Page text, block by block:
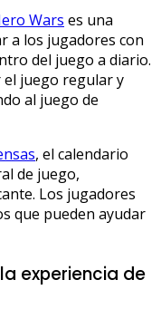
Wars es una
a los jugadores con
del juego a diario.
juego regular y
al juego de
, el calendario
de juego,
Los jugadores
que pueden ayudar
experiencia de